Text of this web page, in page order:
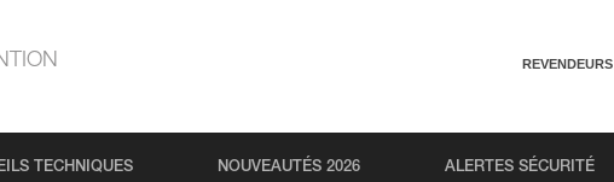
REVENDEURS
TECHNIQUES NOUVEAUTÉS 2026 ALERTES SÉCURITÉ